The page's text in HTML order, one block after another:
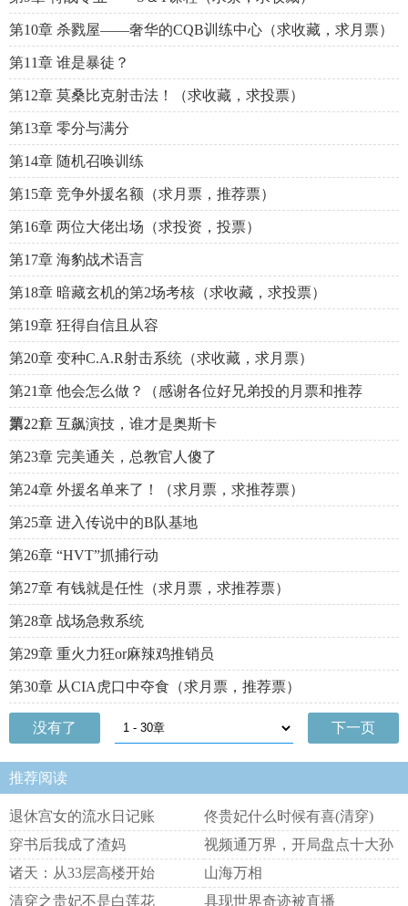
第10章 杀戮屋——奢华的CQB训练中心（求收藏，求月票）
第11章 谁是暴徒？
第12章 莫桑比克射击法！（求收藏，求投票）
第13章 零分与满分
第14章 随机召唤训练
第15章 竞争外援名额（求月票，推荐票）
第16章 两位大佬出场（求投资，投票）
第17章 海豹战术语言
第18章 暗藏玄机的第2场考核（求收藏，求投票）
第19章 狂得自信且从容
第20章 变种C.A.R射击系统（求收藏，求月票）
第21章 他会怎么做？（感谢各位好兄弟投的月票和推荐
票。）
第22章 互飙演技，谁才是奥斯卡
第23章 完美通关，总教官人傻了
第24章 外援名单来了！（求月票，求推荐票）
第25章 进入传说中的B队基地
第26章 “HVT”抓捕行动
第27章 有钱就是任性（求月票，求推荐票）
第28章 战场急救系统
第29章 重火力狂or麻辣鸡推销员
第30章 从CIA虎口中夺食（求月票，推荐票）
没有了 下一页
推荐阅读
退休宫女的流水日记账
佟贵妃什么时候有喜(清穿)
穿书后我成了渣妈
视频通万界，开局盘点十大孙
悟空
诸天：从33层高楼开始
山海万相
清穿之贵妃不是白莲花
具现世界奇迹被直播